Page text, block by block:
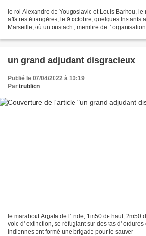
le roi Alexandre de Yougoslavie et Louis Barhou, le
affaires étrangères, le 9 octobre, quelques instants
Marseille, où un oustachi, membre de l'
un grand adjudant disgracieux
Publié le 07/04/2022 à 10:19
Par trublion
le marabout Argala de l' Inde, 1m50 de haut, 2m50
voie d' extinction, se réfugiant sur des tas d'
indiennes ont formé une brigade pour le sauver